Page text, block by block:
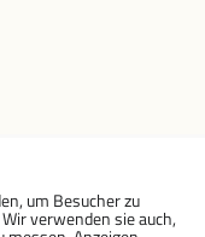
um Besucher zu
verwenden sie auch,